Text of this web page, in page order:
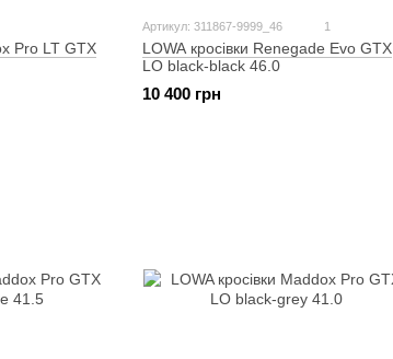
Pro LT GTX
Артикул: 311867-9999_46 1
LOWA кросівки Renegade Evo GTX
LO black-black 46.0
10 400 грн